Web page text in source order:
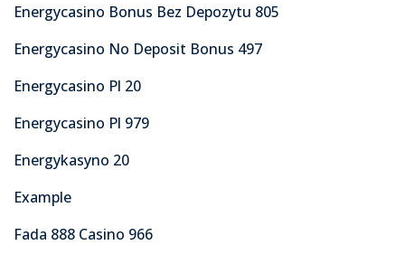
Energycasino Bonus Bez Depozytu 805
Energycasino No Deposit Bonus 497
Energycasino Pl 20
Energycasino Pl 979
Energykasyno 20
Example
Fada 888 Casino 966